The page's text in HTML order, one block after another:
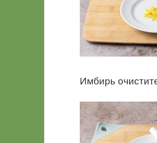
Имбирь